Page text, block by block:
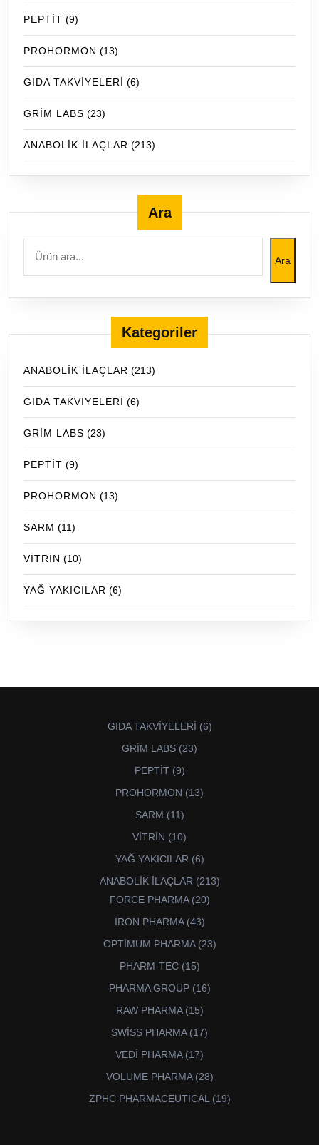
PEPTİT (9)
PROHORMON (13)
GIDA TAKVİYELERİ (6)
GRİM LABS (23)
ANABOLİK İLAÇLAR (213)
Ara
Ara
Kategoriler
ANABOLİK İLAÇLAR (213)
GIDA TAKVİYELERİ (6)
GRİM LABS (23)
PEPTİT (9)
PROHORMON (13)
SARM (11)
VİTRİN (10)
YAĞ YAKICILAR (6)
GIDA TAKVİYELERİ 66
GRİM LABS 2323
PEPTİT 99
PROHORMON 1313
SARM 1111
VİTRİN 1010
YAĞ YAKICILAR 66
ANABOLİK İLAÇLAR 213213
FORCE PHARMA 2020
İRON PHARMA 4343
OPTİMUM PHARMA 2323
PHARM-TEC 1515
PHARMA GROUP 1616
RAW PHARMA 1515
SWİSS PHARMA 1717
VEDİ PHARMA 1717
VOLUME PHARMA 2828
ZPHC PHARMACEUTİCAL 1919